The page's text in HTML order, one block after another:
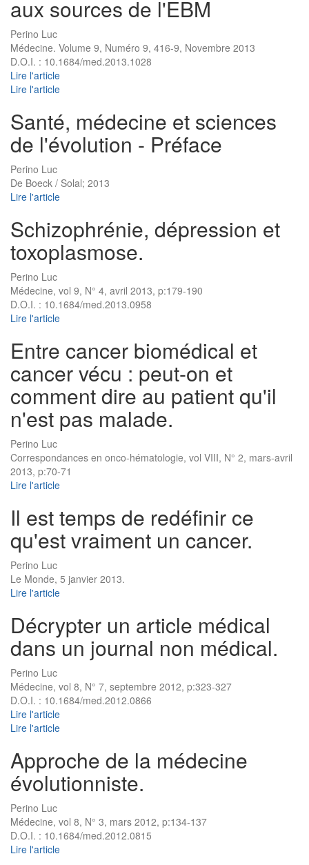
aux sources de l'EBM
Perino Luc
Médecine. Volume 9, Numéro 9, 416-9, Novembre 2013
D.O.I. : 10.1684/med.2013.1028
Lire l'article
Lire l'article
Santé, médecine et sciences
de l'évolution - Préface
Perino Luc
De Boeck / Solal; 2013
Lire l'article
Schizophrénie, dépression et
toxoplasmose.
Perino Luc
Médecine, vol 9, N° 4, avril 2013, p:179-190
D.O.I. : 10.1684/med.2013.0958
Lire l'article
Entre cancer biomédical et
cancer vécu : peut-on et
comment dire au patient qu'il
n'est pas malade.
Perino Luc
Correspondances en onco-hématologie, vol VIII, N° 2, mars-avril
2013, p:70-71
Lire l'article
Il est temps de redéfinir ce
qu'est vraiment un cancer.
Perino Luc
Le Monde, 5 janvier 2013.
Lire l'article
Décrypter un article médical
dans un journal non médical.
Perino Luc
Médecine, vol 8, N° 7, septembre 2012, p:323-327
D.O.I. : 10.1684/med.2012.0866
Lire l'article
Lire l'article
Approche de la médecine
évolutionniste.
Perino Luc
Médecine, vol 8, N° 3, mars 2012, p:134-137
D.O.I. : 10.1684/med.2012.0815
Lire l'article